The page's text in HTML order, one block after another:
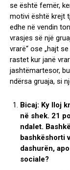
se është femër,
motivi është krejt
edhe në vendin
vrasjes së një
vrarë“ ose „hajt
rastet kur janë
jashtëmartesor,
ndërsa gruaja, si
Bicaj: Ky lloj
në shek. 21
ndalet.
bashkëshorti
dashurën,
sociale?